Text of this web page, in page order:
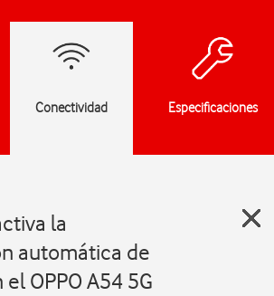
Conectividad Especificaciones
la
automática de
OPPO A54 5G